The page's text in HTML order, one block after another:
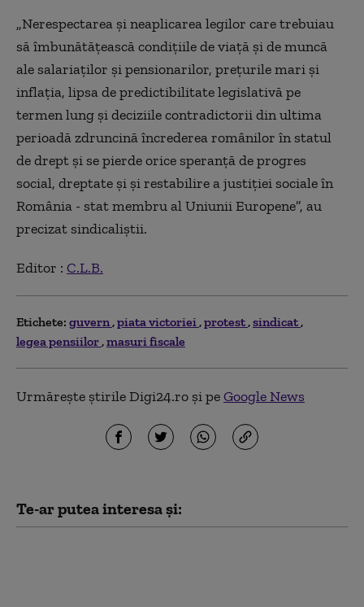
„Nerespectarea şi neaplicarea legilor care trebuiau
să îmbunătăţească condiţiile de viaţă şi de muncă
ale salariaţilor şi pensionarilor, preţurile mari şi
inflaţia, lipsa de predictibilitate legislativă pe
termen lung şi deciziile contradictorii din ultima
perioadă zdruncină încrederea românilor în statul
de drept şi se pierde orice speranţă de progres
social, dreptate şi şi restabilire a justiţiei sociale în
România - stat membru al Uniunii Europene”, au
precizat sindicaliştii.
Editor : C.L.B.
Etichete: guvern piata victoriei protest sindicat
legea pensiilor masuri fiscale
Urmărește știrile Digi24.ro și peGoogle News
Te-ar putea interesa și: